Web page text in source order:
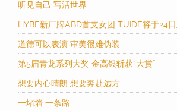
听见自己 写活世界
HYBE新厂牌ABD首支女团 TUIDE将于24
道德可以表演 审美很难伪装
第5届青龙系列大奖 金高银斩获“大赏”
想要内心晴朗 想要奔赴远方
一堵墙 一条路